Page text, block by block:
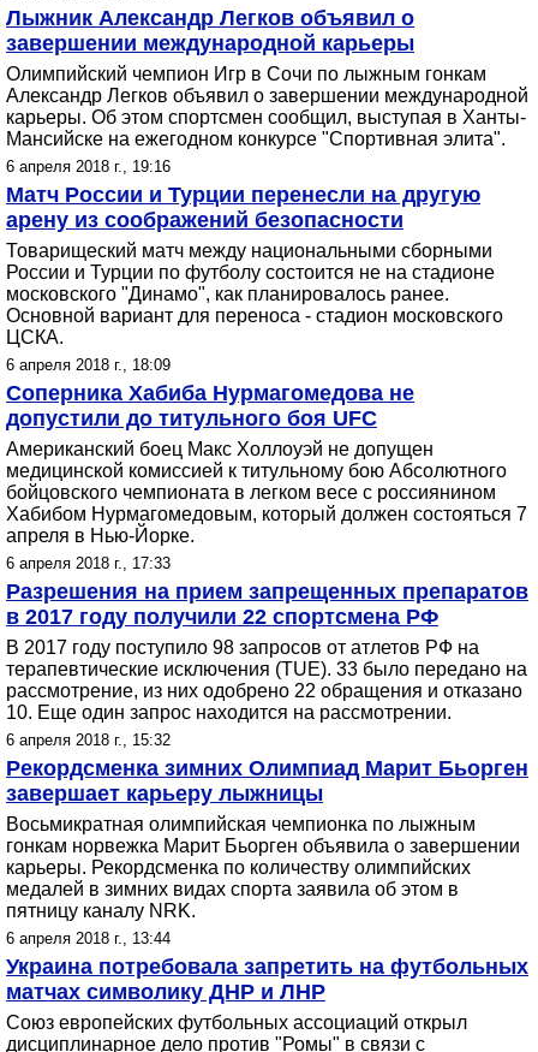
Лыжник Александр Легков объявил о
завершении международной карьеры
Олимпийский чемпион Игр в Сочи по лыжным гонкам
Александр Легков объявил о завершении международной
карьеры. Об этом спортсмен сообщил, выступая в Ханты-
Мансийске на ежегодном конкурсе "Спортивная элита".
6 апреля 2018 г., 19:16
Матч России и Турции перенесли на другую
арену из соображений безопасности
Товарищеский матч между национальными сборными
России и Турции по футболу состоится не на стадионе
московского "Динамо", как планировалось ранее.
Основной вариант для переноса - стадион московского
ЦСКА.
6 апреля 2018 г., 18:09
Соперника Хабиба Нурмагомедова не
допустили до титульного боя UFC
Американский боец Макс Холлоуэй не допущен
медицинской комиссией к титульному бою Абсолютного
бойцовского чемпионата в легком весе с россиянином
Хабибом Нурмагомедовым, который должен состояться 7
апреля в Нью-Йорке.
6 апреля 2018 г., 17:33
Разрешения на прием запрещенных препаратов
в 2017 году получили 22 спортсмена РФ
В 2017 году поступило 98 запросов от атлетов РФ на
терапевтические исключения (TUE). 33 было передано на
рассмотрение, из них одобрено 22 обращения и отказано
10. Еще один запрос находится на рассмотрении.
6 апреля 2018 г., 15:32
Рекордсменка зимних Олимпиад Марит Бьорген
завершает карьеру лыжницы
Восьмикратная олимпийская чемпионка по лыжным
гонкам норвежка Марит Бьорген объявила о завершении
карьеры. Рекордсменка по количеству олимпийских
медалей в зимних видах спорта заявила об этом в
пятницу каналу NRK.
6 апреля 2018 г., 13:44
Украина потребовала запретить на футбольных
матчах символику ДНР и ЛНР
Союз европейских футбольных ассоциаций открыл
дисциплинарное дело против "Ромы" в связи с